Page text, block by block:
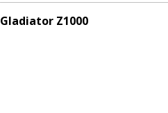
Gladiator Z1000